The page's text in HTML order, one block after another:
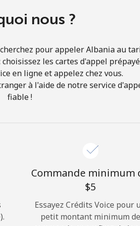
S'inscrire
Rappel du mot de passe →
nous ?
pour appeler Albania au
les cartes d'appel
en ligne et appelez chez vous.
à l'aide de notre service
fiable !
Commande minimum
⁦$5⁩
Essayez Crédits Voice pour
petit montant minimum de